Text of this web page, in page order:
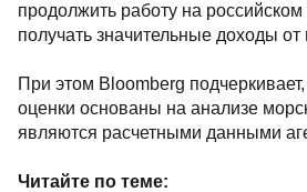
продолжить работу на
получать значительные доходы от
При этом Bloomberg
оценки основаны на анализе
являются расчетными данными
Читайте по теме: